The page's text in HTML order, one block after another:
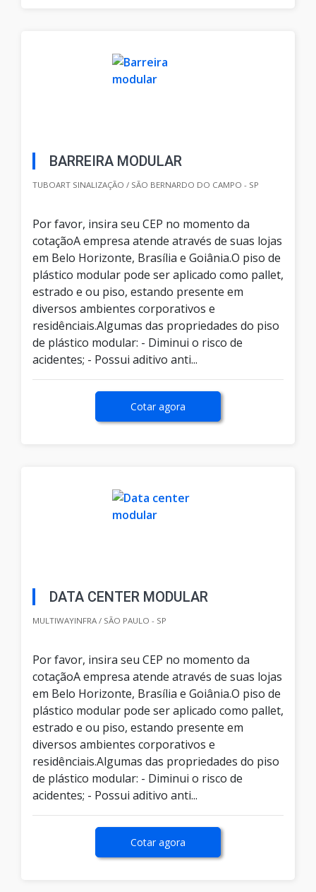
BARREIRA MODULAR
TUBOART SINALIZAÇÃO / SÃO BERNARDO DO CAMPO - SP
Por favor, insira seu CEP no momento da
cotaçãoA empresa atende através de suas lojas
em Belo Horizonte, Brasília e Goiânia.O piso de
plástico modular pode ser aplicado como pallet,
estrado e ou piso, estando presente em
diversos ambientes corporativos e
residênciais.Algumas das propriedades do piso
de plástico modular: - Diminui o risco de
acidentes; - Possui aditivo anti...
Cotar agora
DATA CENTER MODULAR
MULTIWAYINFRA / SÃO PAULO - SP
Por favor, insira seu CEP no momento da
cotaçãoA empresa atende através de suas lojas
em Belo Horizonte, Brasília e Goiânia.O piso de
plástico modular pode ser aplicado como pallet,
estrado e ou piso, estando presente em
diversos ambientes corporativos e
residênciais.Algumas das propriedades do piso
de plástico modular: - Diminui o risco de
acidentes; - Possui aditivo anti...
Cotar agora